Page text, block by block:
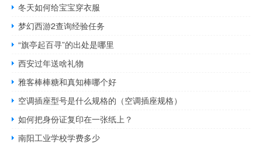
冬天如何给宝宝穿衣服
梦幻西游2查询经验任务
“旗亭起百寻”的出处是哪里
西安过年送啥礼物
雅客棒棒糖和真知棒哪个好
空调插座型号是什么规格的（空调插座规格）
如何把身份证复印在一张纸上？
南阳工业学校学费多少